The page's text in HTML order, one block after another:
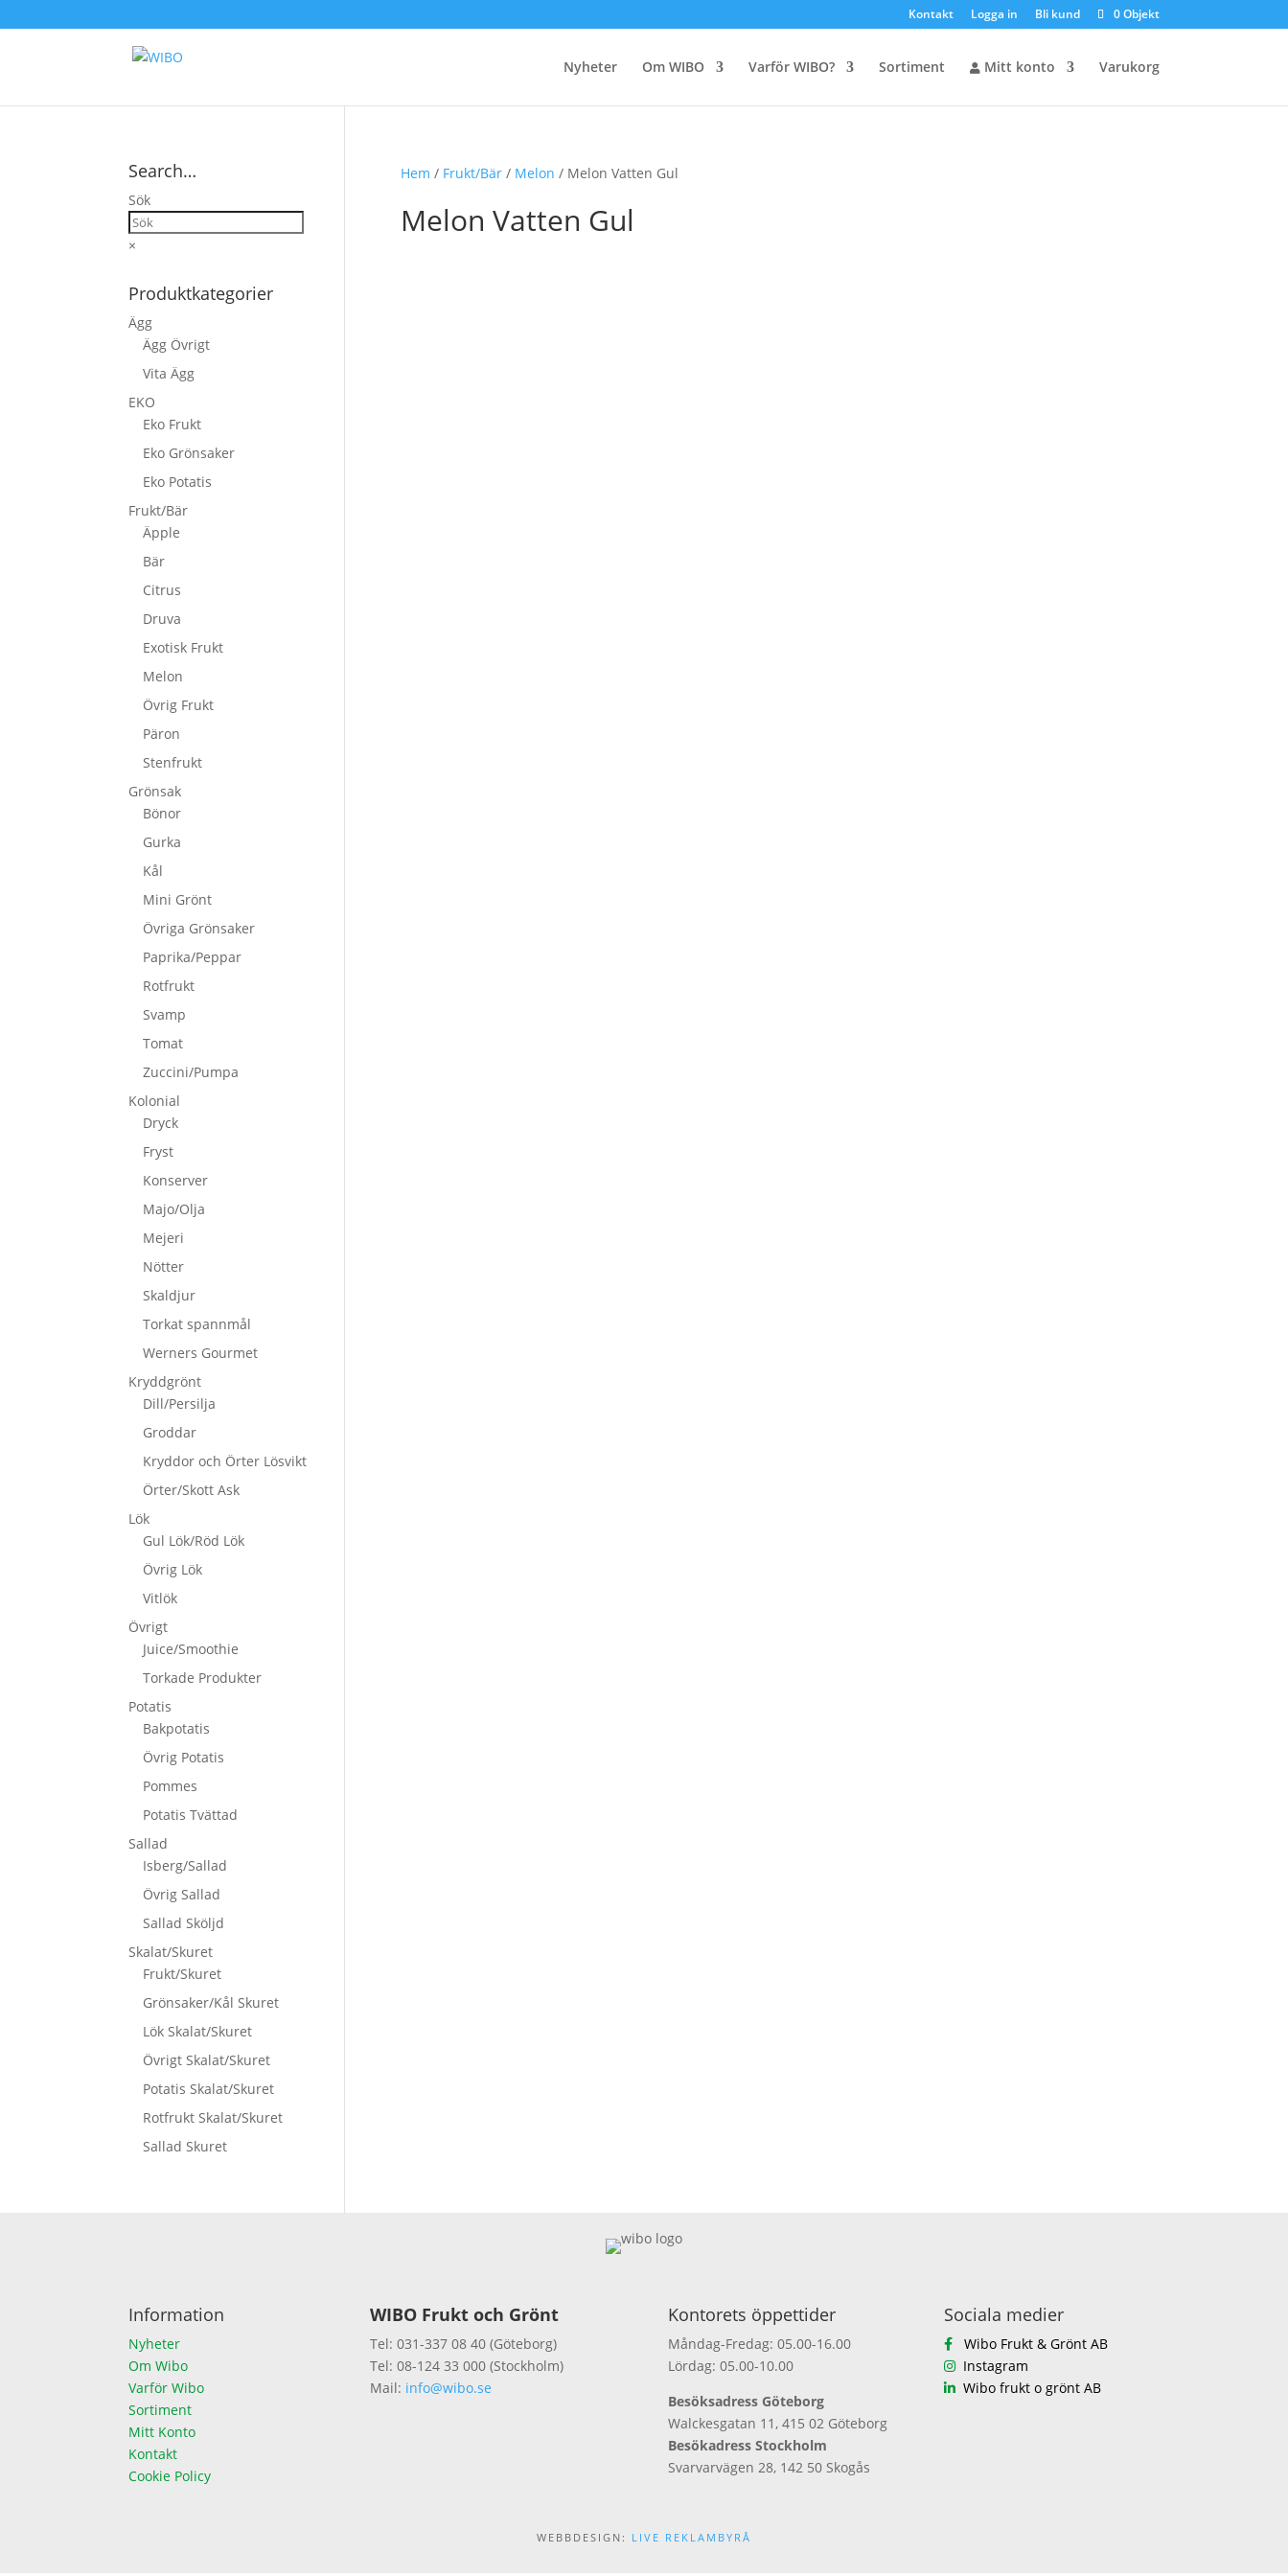
Kontakt Logga in Bli kund 0 Objekt
Nyheter Om WIBO Varför WIBO? Sortiment Mitt konto Varukorg
Hem / Frukt/Bär/ Melon / Melon Vatten Gul
Melon Vatten Gul
Search…
Sök
×
Produktkategorier
Ägg
Ägg Övrigt
Vita Ägg
EKO
Eko Frukt
Eko Grönsaker
Eko Potatis
Frukt/Bär
Äpple
Bär
Citrus
Druva
Exotisk Frukt
Melon
Övrig Frukt
Päron
Stenfrukt
Grönsak
Bönor
Gurka
Kål
Mini Grönt
Övriga Grönsaker
Paprika/Peppar
Rotfrukt
Svamp
Tomat
Zuccini/Pumpa
Kolonial
Dryck
Fryst
Konserver
Majo/Olja
Mejeri
Nötter
Skaldjur
Torkat spannmål
Werners Gourmet
Kryddgrönt
Dill/Persilja
Groddar
Kryddor och Örter Lösvikt
Örter/Skott Ask
Lök
Gul Lök/Röd Lök
Övrig Lök
Vitlök
Övrigt
Juice/Smoothie
Torkade Produkter
Potatis
Bakpotatis
Övrig Potatis
Pommes
Potatis Tvättad
Sallad
Isberg/Sallad
Övrig Sallad
Sallad Sköljd
Skalat/Skuret
Frukt/Skuret
Grönsaker/Kål Skuret
Lök Skalat/Skuret
Övrigt Skalat/Skuret
Potatis Skalat/Skuret
Rotfrukt Skalat/Skuret
Sallad Skuret
Information
Nyheter
Om Wibo
Varför Wibo
Sortiment
Mitt Konto
Kontakt
Cookie Policy
WIBO Frukt och Grönt
Tel: 031-337 08 40 (Göteborg)
Tel: 08-124 33 000 (Stockholm)
Mail: info@wibo.se
Kontorets öppettider
Måndag-Fredag: 05.00-16.00
Lördag: 05.00-10.00
Besöksadress Göteborg
Walckesgatan 11, 415 02 Göteborg
Besökadress Stockholm
Svarvarvägen 28, 142 50 Skogås
Sociala medier
Wibo Frukt & Grönt AB
Instagram
Wibo frukt o grönt AB
WEBBDESIGN: LIVE REKLAMBYRÅ